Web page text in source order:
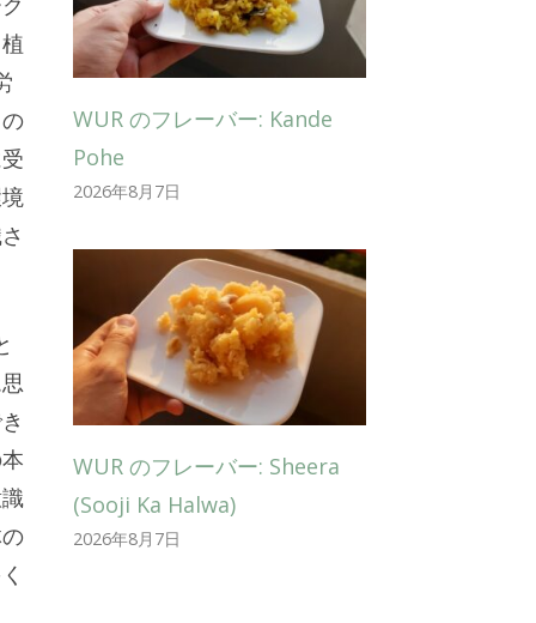
WUR のフレーバー: Kande
Pohe
2026年8月7日
WUR のフレーバー: Sheera
(Sooji Ka Halwa)
2026年8月7日